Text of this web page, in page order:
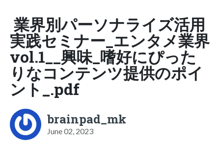
業界別パーソナライズ活用
実践セミナー_エンタメ業界
vol.1__興味_嗜好にぴった
りなコンテンツ提供のポイ
ント_.pdf
brainpad_mk
June 02, 2023